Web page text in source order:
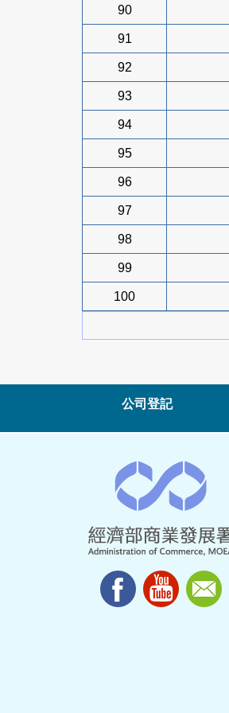
90
91
92
93
94
95
96
97
98
99
100
公司登記